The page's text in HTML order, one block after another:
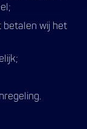
betalen wij het